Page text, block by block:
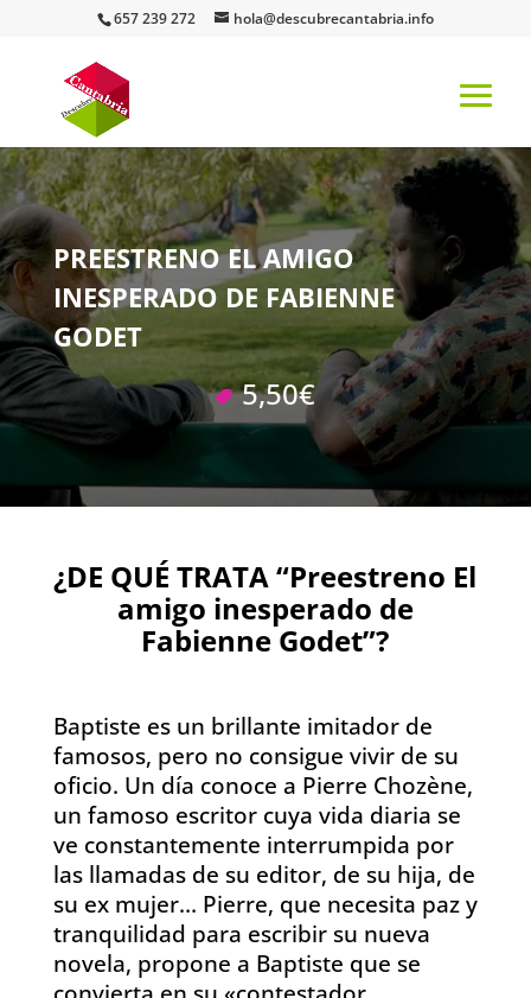
657 239 272 hola@descubrecantabria.info
PREESTRENO EL AMIGO
INESPERADO DE FABIENNE
GODET
5,50€
¿DE QUÉ TRATA “Preestreno El
amigo inesperado de
Fabienne Godet”?
Baptiste es un brillante imitador de
famosos, pero no consigue vivir de su
oficio. Un día conoce a Pierre Chozène,
un famoso escritor cuya vida diaria se
ve constantemente interrumpida por
las llamadas de su editor, de su hija, de
su ex mujer… Pierre, que necesita paz y
tranquilidad para escribir su nueva
novela, propone a Baptiste que se